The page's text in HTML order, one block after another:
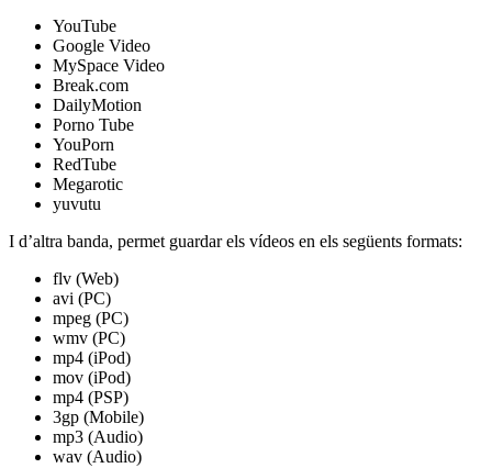
YouTube
Google Video
MySpace Video
Break.com
DailyMotion
Porno Tube
YouPorn
RedTube
Megarotic
yuvutu
I d’altra banda, permet guardar els vídeos en els següents formats:
flv (Web)
avi (PC)
mpeg (PC)
wmv (PC)
mp4 (iPod)
mov (iPod)
mp4 (PSP)
3gp (Mobile)
mp3 (Audio)
wav (Audio)